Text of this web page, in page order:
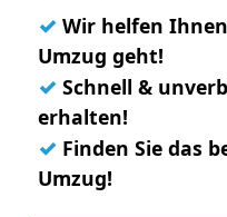
✓ Wir helfen
Umzug geht!
✓ Schnell &
erhalten!
✓ Finden Sie das
Umzug!